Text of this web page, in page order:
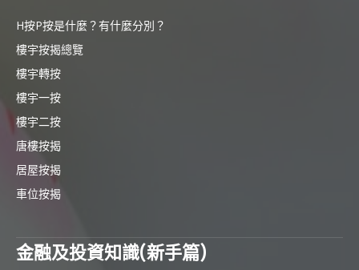
H按P按是什麼？有什麼分別？
樓宇按揭總覽
樓宇轉按
樓宇一按
樓宇二按
唐樓按揭
居屋按揭
車位按揭
金融及投資知識(新手篇)